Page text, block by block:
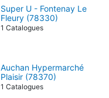
Super U - Fontenay Le
Fleury (78330)
1 Catalogues
Auchan Hypermarché
Plaisir (78370)
1 Catalogues